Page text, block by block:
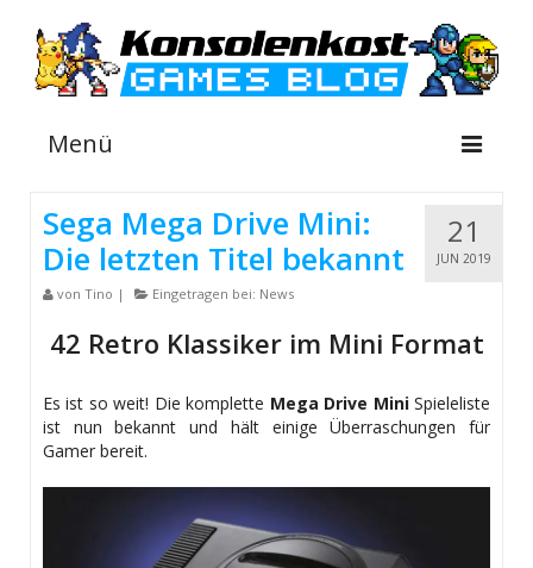
Menü
NEWS
INFOS
GUIDES
SHOP
21
JUN 2019
Sega Mega Drive Mini:
Die letzten Titel bekannt
von Tino | Eingetragen bei: News
42 Retro Klassiker im Mini Format
Es ist so weit! Die komplette Mega Drive MiniSpieleliste
ist nun bekannt und hält einige Überraschungen für
Gamer bereit.